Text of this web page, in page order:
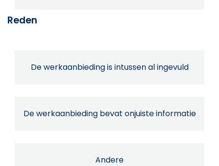
Reden
De werkaanbieding is intussen al ingevuld
De werkaanbieding bevat onjuiste informatie
Andere